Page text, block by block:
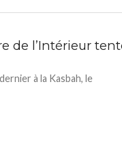
de l’Intérieur
à la Kasbah, le